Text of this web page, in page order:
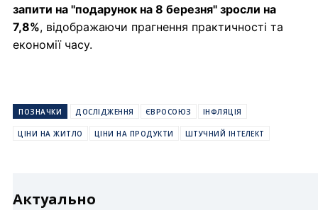
запити на "подарунок на 8 березня" зросли на
7,8%, відображаючи прагнення практичності та
економії часу.
ПОЗНАЧКИ ДОСЛІДЖЕННЯ ЄВРОСОЮЗ ІНФЛЯЦІЯ
ЦІНИ НА ЖИТЛО ЦІНИ НА ПРОДУКТИ ШТУЧНИЙ ІНТЕЛЕКТ
Актуально